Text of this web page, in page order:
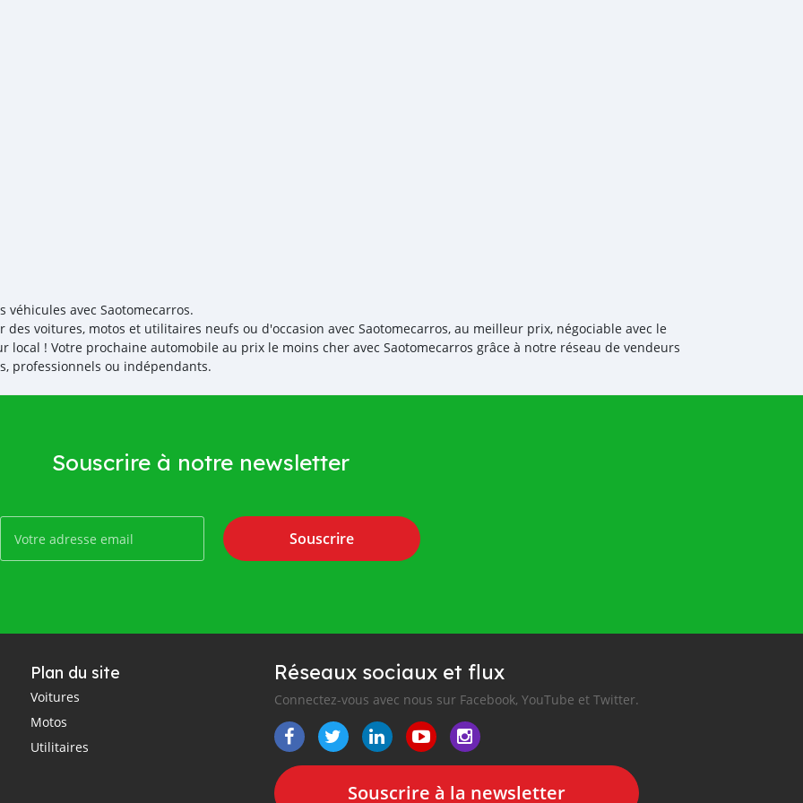
véhicules avec Saotomecarros.
des voitures, motos et utilitaires neufs ou d'occasion avec Saotomecarros, au meilleur prix, négociable avec le
local ! Votre prochaine automobile au prix le moins cher avec Saotomecarros grâce à notre réseau de vendeurs
professionnels ou indépendants.
Souscrire à notre newsletter
Souscrire
Plan du site
Voitures
Motos
Utilitaires
Réseaux sociaux et flux
Connectez-vous avec nous sur Facebook, YouTube et Twitter.
Souscrire à la newsletter